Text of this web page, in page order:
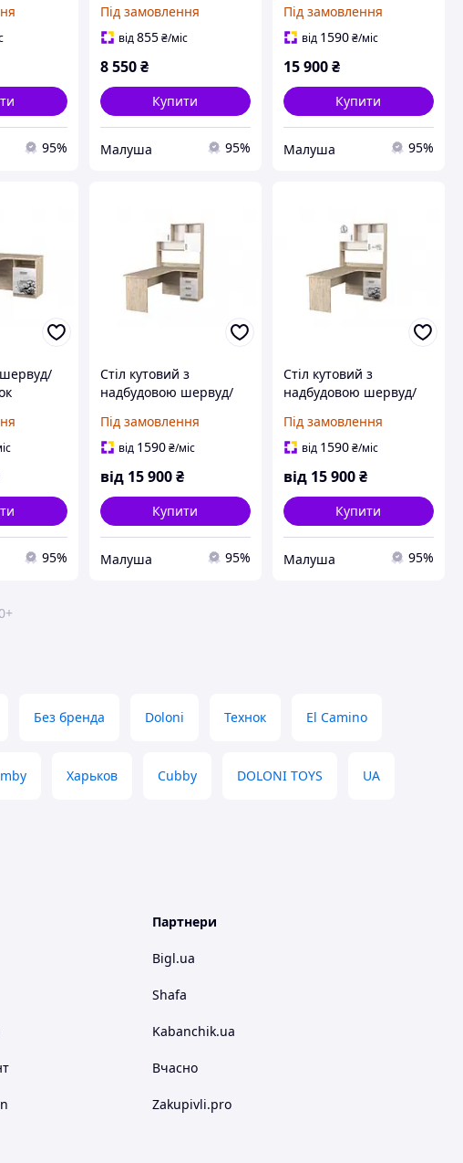
95%
Під замовлення
від855 ₴/міс
8 550 ₴
Купити
Малуша 95%
Під замовлення
від 1590₴/міс
15 900₴
Купити
Малуша 95%
шервуд/
95%
Стіл кутовий з
надбудовою шервуд/
Під замовлення
від 1590 ₴/міс
від 15 900 ₴
Купити
Малуша 95%
Стіл кутовий з
надбудовою шервуд/
Під замовлення
від 1590₴/міс
від 15 900₴
Купити
Малуша 95%
Без бренда Doloni Технок El Camino
Харьков Cubby DOLONI TOYS UA
Партнери
Bigl.ua
Shafa
Kabanchik.ua
Вчасно
Zakupivli.pro